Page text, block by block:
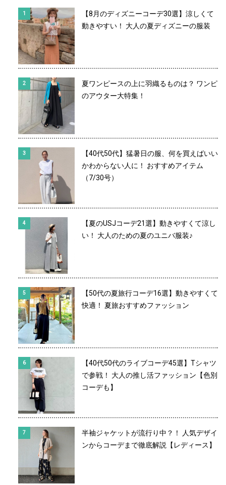
【8月のディズニーコーデ30選】涼しくて
動きやすい！ 大人の夏ディズニーの服装
夏ワンピースの上に羽織るものは？ ワンピ
のアウター大特集！
【40代50代】猛暑日の服、何を買えばいい
かわからない人に！ おすすめアイテム
（7/30号）
【夏のUSJコーデ21選】動きやすくて涼し
い！ 大人のための夏のユニバ服装♪
【50代の夏旅行コーデ16選】動きやすくて
快適！ 夏旅おすすめファッション
【40代50代のライブコーデ45選】Tシャツ
で参戦！ 大人の推し活ファッション【色別
コーデも】
半袖ジャケットが流行り中？！ 人気デザイ
ンからコーデまで徹底解説【レディース】